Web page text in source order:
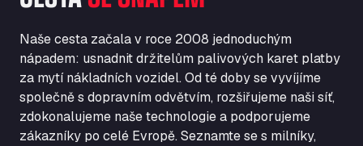
Naše cesta začala v roce 2008 jednoduchým
nápadem: usnadnit držitelům palivových karet platby
za mytí nákladních vozidel. Od té doby se vyvíjíme
společně s dopravním odvětvím, rozšiřujeme naši síť,
zdokonalujeme naše technologie a podporujeme
zákazníky po celé Evropě. Seznamte se s milníky,